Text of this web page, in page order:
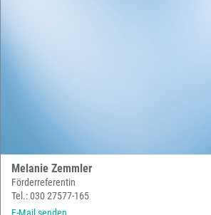
Melanie Zemmler
Förderreferentin
Tel.: 030 27577-165